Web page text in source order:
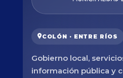
COLÓN · ENTRE RÍOS
Gobierno local,
información pública y